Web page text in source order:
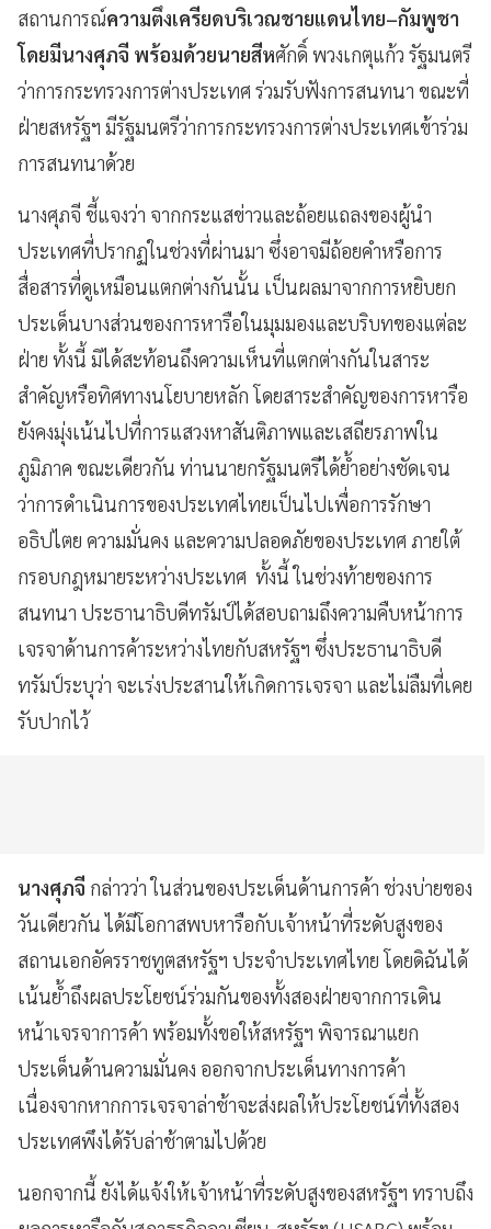
สถานการณ์ความตึงเครียดบริเวณชายแดนไทย–กัมพูชา
โดยมีนางศุภจี พร้อมด้วยนายสีหศักดิ์ พวงเกตุแก้ว รัฐมนตรี
ว่าการกระทรวงการต่างประเทศ ร่วมรับฟังการสนทนา ขณะที่
ฝ่ายสหรัฐฯ มีรัฐมนตรีว่าการกระทรวงการต่างประเทศเข้าร่วม
การสนทนาด้วย
นางศุภจี ชี้แจงว่า จากกระแสข่าวและถ้อยแถลงของผู้นำ
ประเทศที่ปรากฏในช่วงที่ผ่านมา ซึ่งอาจมีถ้อยคำหรือการ
สื่อสารที่ดูเหมือนแตกต่างกันนั้น เป็นผลมาจากการหยิบยก
ประเด็นบางส่วนของการหารือในมุมมองและบริบทของแต่ละ
ฝ่าย ทั้งนี้ มิได้สะท้อนถึงความเห็นที่แตกต่างกันในสาระ
สำคัญหรือทิศทางนโยบายหลัก โดยสาระสำคัญของการหารือ
ยังคงมุ่งเน้นไปที่การแสวงหาสันติภาพและเสถียรภาพใน
ภูมิภาค ขณะเดียวกัน ท่านนายกรัฐมนตรีได้ย้ำอย่างชัดเจน
ว่าการดำเนินการของประเทศไทยเป็นไปเพื่อการรักษา
อธิปไตย ความมั่นคง และความปลอดภัยของประเทศ ภายใต้
กรอบกฎหมายระหว่างประเทศ ทั้งนี้ ในช่วงท้ายของการ
สนทนา ประธานาธิบดีทรัมป์ได้สอบถามถึงความคืบหน้าการ
เจรจาด้านการค้าระหว่างไทยกับสหรัฐฯ ซึ่งประธานาธิบดี
ทรัมป์ระบุว่า จะเร่งประสานให้เกิดการเจรจา และไม่ลืมที่เคย
รับปากไว้
นางศุภจี กล่าวว่า ในส่วนของประเด็นด้านการค้า ช่วงบ่ายของ
วันเดียวกัน ได้มีโอกาสพบหารือกับเจ้าหน้าที่ระดับสูงของ
สถานเอกอัครราชทูตสหรัฐฯ ประจำประเทศไทย โดยดิฉันได้
เน้นย้ำถึงผลประโยชน์ร่วมกันของทั้งสองฝ่ายจากการเดิน
หน้าเจรจาการค้า พร้อมทั้งขอให้สหรัฐฯ พิจารณาแยก
ประเด็นด้านความมั่นคง ออกจากประเด็นทางการค้า
เนื่องจากหากการเจรจาล่าช้าจะส่งผลให้ประโยชน์ที่ทั้งสอง
ประเทศพึงได้รับล่าช้าตามไปด้วย
นอกจากนี้ ยังได้แจ้งให้เจ้าหน้าที่ระดับสูงของสหรัฐฯ ทราบถึง